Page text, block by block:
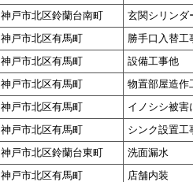
神戸市北区鈴蘭台南町
玄関シリンダ
神戸市北区有馬町
勝手口入替工
神戸市北区有馬町
設備工事他
神戸市北区有馬町
物置部屋造作
神戸市北区有馬町
イノシシ被害
神戸市北区有馬町
シンク設置工
神戸市北区鈴蘭台東町
洗面漏水
神戸市北区有馬町
店舗内装